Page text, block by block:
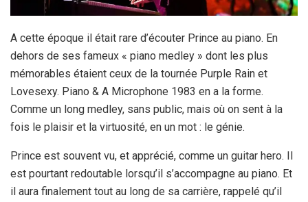
A cette époque il était rare d’écouter Prince au piano. En
dehors de ses fameux « piano medley » dont les plus
mémorables étaient ceux de la tournée Purple Rain et
Lovesexy. Piano & A Microphone 1983 en a la forme.
Comme un long medley, sans public, mais où on sent à la
fois le plaisir et la virtuosité, en un mot : le génie.
Prince est souvent vu, et apprécié, comme un guitar hero. Il
est pourtant redoutable lorsqu’il s’accompagne au piano. Et
il aura finalement tout au long de sa carrière, rappelé qu’il